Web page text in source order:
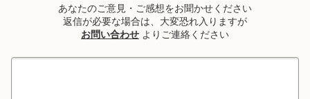
あなたのご意見・ご感想をお聞かせください
返信が必要な場合は、大変恐れ入りますが
お問い合わせ よりご連絡ください